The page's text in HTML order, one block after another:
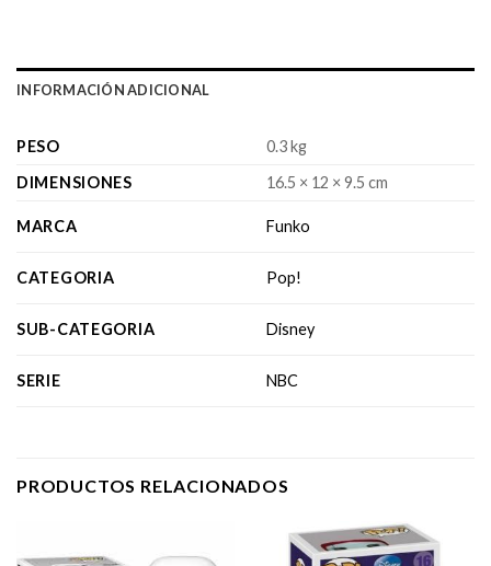
INFORMACIÓN ADICIONAL
PESO
0.3 kg
DIMENSIONES
16.5 × 12 × 9.5 cm
MARCA Funko
CATEGORIA Pop!
SUB-CATEGORIA Disney
SERIE NBC
PRODUCTOS RELACIONADOS